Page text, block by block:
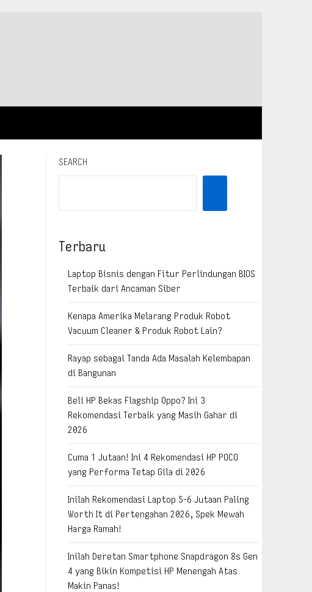
SEARCH
Terbaru
Laptop Bisnis dengan Fitur Perlindungan BIOS
Terbaik dari Ancaman Siber
Kenapa Amerika Melarang Produk Robot
Vacuum Cleaner & Produk Robot Lain?
Rayap sebagai Tanda Ada Masalah Kelembapan
di Bangunan
Beli HP Bekas Flagship Oppo? Ini 3
Rekomendasi Terbaik yang Masih Gahar di
2026
Cuma 1 Jutaan! Ini 4 Rekomendasi HP POCO
yang Performa Tetap Gila di 2026
Inilah Rekomendasi Laptop 5-6 Jutaan Paling
Worth It di Pertengahan 2026, Spek Mewah
Harga Ramah!
Inilah Deretan Smartphone Snapdragon 8s Gen
4 yang Bikin Kompetisi HP Menengah Atas
Makin Panas!